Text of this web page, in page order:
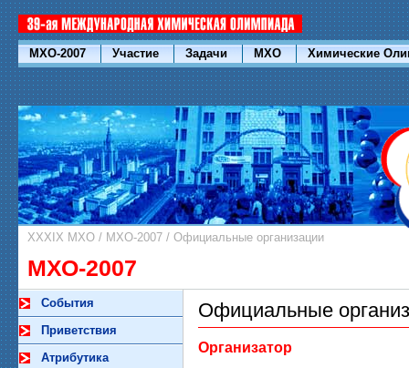
МХО-2007 Участие Задачи МХО Химические
XXXIX МХО/ МХО-2007/ Официальные организации
МХО-2007
События
Приветствия
Атрибутика
Официальные
Организатор